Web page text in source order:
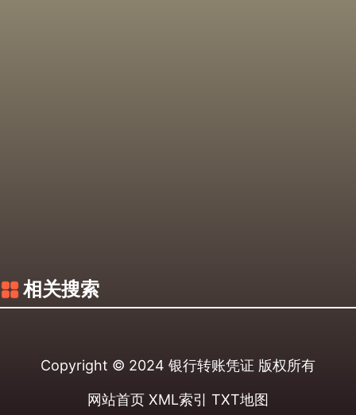
相关搜索
Copyright © 2024 银行转账凭证 版权所有
网站首页 XML索引 TXT地图